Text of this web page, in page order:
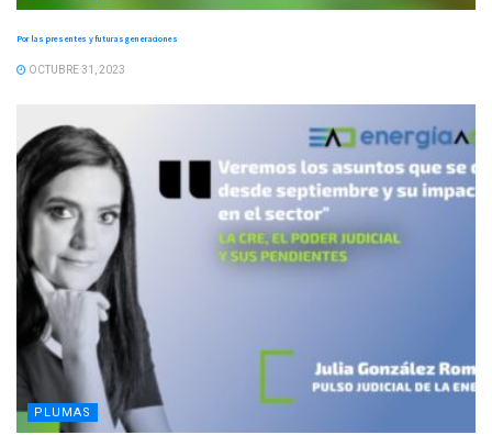
Por las presentes y futuras generaciones
OCTUBRE 31, 2023
PLUMAS